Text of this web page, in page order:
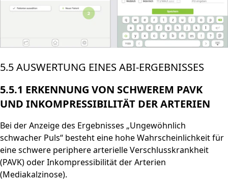
5.5 AUSWERTUNG EINES ABI-ERGEBNISSES
5.5.1 ERKENNUNG VON SCHWEREM PAVK
UND INKOMPRESSIBILITÄT DER ARTERIEN
Bei der Anzeige des Ergebnisses „Ungewöhnlich
schwacher Puls“ besteht eine hohe Wahrscheinlichkeit für
eine schwere periphere arterielle Verschlusskrankheit
(PAVK) oder Inkompressibilität der Arterien
(Mediakalzinose).